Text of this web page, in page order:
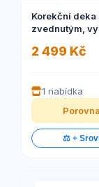
Korekční deka
zvednutým,
pravý beránek
2 499 Kč
1 nabídka
⚖️ +